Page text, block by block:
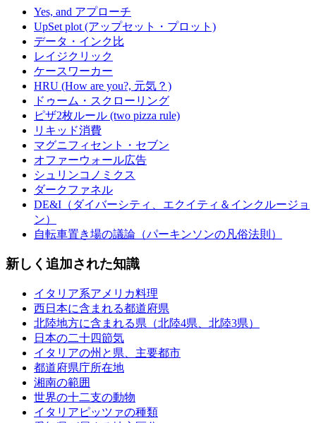
Yes, and アプローチ
UpSet plot (アップセット・プロット)
データ・インク比
レイジクリック
ケースワーカー
HRU (How are you?, 元気？)
ドゥーム・スクローリング
ピザ2枚ルール (two pizza rule)
リキッド消費
マグニフィセント・セブン
オファーウォール広告
シュリンコノミクス
ダークファネル
DE&I（ダイバーシティ、エクイティ＆インクルージョ
ン）
自転車置き場の議論（パーキンソンの凡俗法則）
新しく追加された知識
イタリア系アメリカ料理
西日本に含まれる都道府県
北陸地方に含まれる県（北陸4県、北陸3県）
日本の二十四節気
イタリアの州と県、主要都市
都道府県庁所在地
湘南の範囲
世界の十二支の動物
イタリアピッツァの種類